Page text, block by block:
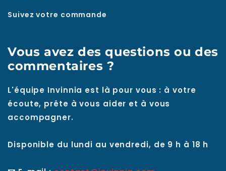
Suivez votre commande
Vous avez des questions ou des
commentaires ?
L'équipe Invinnia est là pour vous : à votre
écoute, prête à vous aider et à vous
accompagner.
Disponible du lundi au vendredi, de 9 h à 18 h